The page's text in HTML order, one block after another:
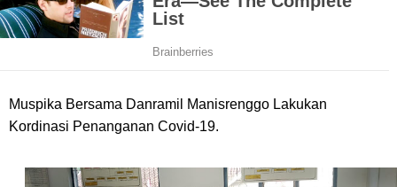
Muspika Bersama Danramil Manisrenggo Lakukan
Kordinasi Penanganan Covid-19.